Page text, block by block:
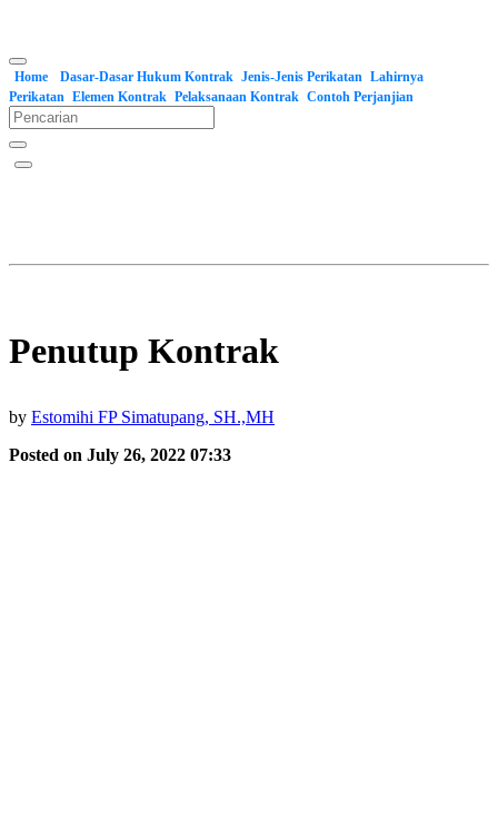
Home Dasar-Dasar Hukum Kontrak Jenis-Jenis Perikatan Lahirnya
Perikatan Elemen Kontrak Pelaksanaan Kontrak Contoh Perjanjian
Penutup Kontrak
by Estomihi FP Simatupang, SH.,MH
Posted on July 26, 2022 07:33